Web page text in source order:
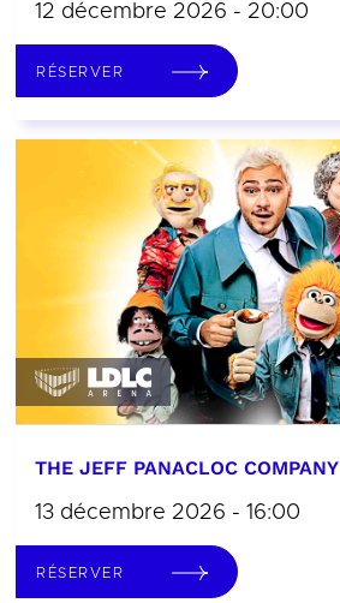
12 décembre 2026 - 20:00
RÉSERVER
THE JEFF PANACLOC COMPANY
13 décembre 2026 - 16:00
RÉSERVER